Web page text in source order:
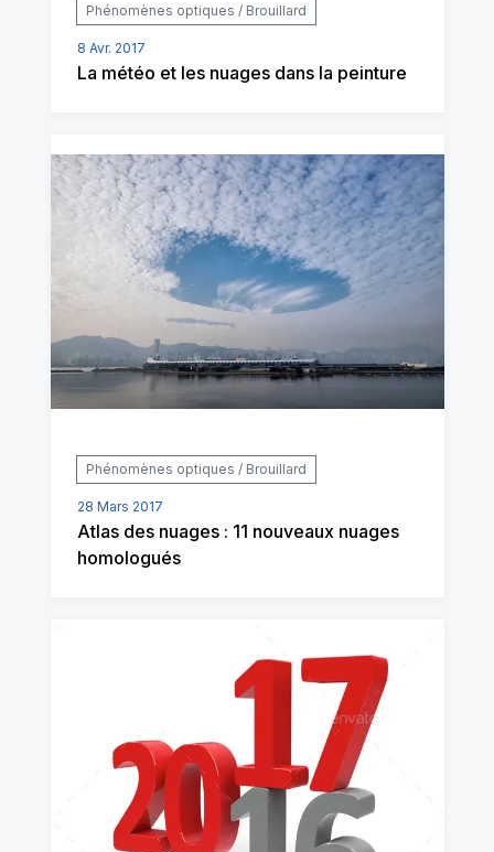
Phénomènes optiques / Brouillard
8 Avr. 2017
La météo et les nuages dans la peinture
Phénomènes optiques / Brouillard
28 Mars 2017
Atlas des nuages : 11 nouveaux nuages
homologués